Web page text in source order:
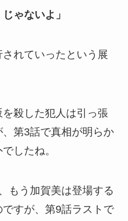
ゃないよ」
れていったという展
殺した犯人は引っ張
第3話で真相が明らか
したね。
もう加賀美は登場する
すが、第9話ラストで